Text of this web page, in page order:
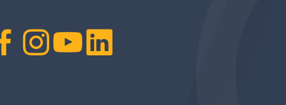
Facebook
Instagram
Youtube